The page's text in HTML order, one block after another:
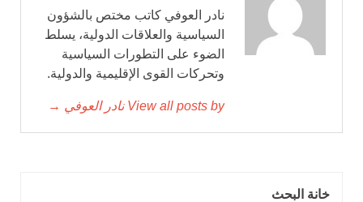
نادر العوفي كاتب مختص بالشؤون
السياسية والعلاقات الدولية، يسلط
الضوء على التطورات السياسية
وتحركات القوى الإقليمية والدولية.
View all posts by نادر العوفي →
خانة البحث